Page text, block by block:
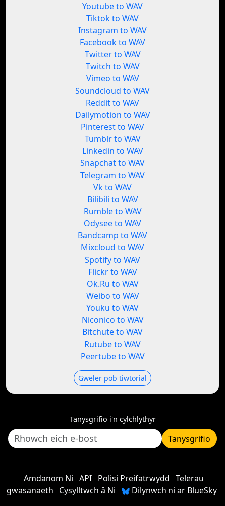
Youtube to WAV
Tiktok to WAV
Instagram to WAV
Facebook to WAV
Twitter to WAV
Twitch to WAV
Vimeo to WAV
Soundcloud to WAV
Reddit to WAV
Dailymotion to WAV
Pinterest to WAV
Tumblr to WAV
Linkedin to WAV
Snapchat to WAV
Telegram to WAV
Vk to WAV
Bilibili to WAV
Rumble to WAV
Odysee to WAV
Bandcamp to WAV
Mixcloud to WAV
Spotify to WAV
Flickr to WAV
Ok.Ru to WAV
Weibo to WAV
Youku to WAV
Niconico to WAV
Bitchute to WAV
Rutube to WAV
Peertube to WAV
Gweler pob tiwtorial
Tanysgrifio i'n cylchlythyr
Tanysgrifio
Amdanom Ni API Polisi Preifatrwydd Telerau
gwasanaeth
Cysylltwch â Ni
Dilynwch ni ar BlueSky